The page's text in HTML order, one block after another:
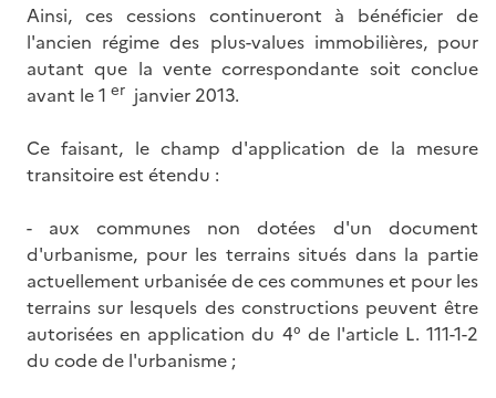
Ainsi, ces cessions continueront à bénéficier de
l'ancien régime des plus-values immobilières, pour
autant que la vente correspondante soit conclue
avant le 1 er janvier 2013.
Ce faisant, le champ d'application de la mesure
transitoire est étendu :
- aux communes non dotées d'un document
d'urbanisme, pour les terrains situés dans la partie
actuellement urbanisée de ces communes et pour les
terrains sur lesquels des constructions peuvent être
autorisées en application du 4° de l'article L. 111-1-2
du code de l'urbanisme ;